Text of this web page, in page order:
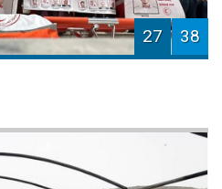
27 38